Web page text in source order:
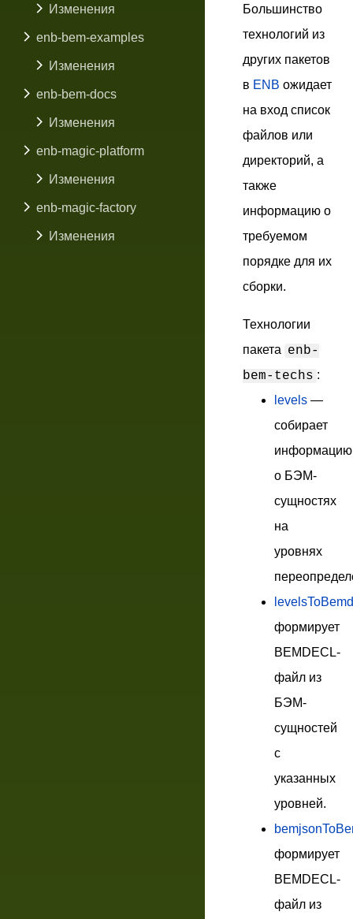
Изменения
enb-bem-examples
Изменения
enb-bem-docs
Изменения
enb-magic-platform
Изменения
enb-magic-factory
Изменения
Большинство
технологий из
других пакетов
в ENB ожидает
на вход список
файлов или
директорий, а
также
информацию о
требуемом
порядке для их
сборки.
Технологии
пакета enb-
bem-techs :
levels —
cобирает
информацию
о БЭМ-
сущностях
на
уровнях
формирует
BEMDECL-
файл из
БЭМ-
сущностей
с
указанных
уровней.
формирует
BEMDECL-
файл из